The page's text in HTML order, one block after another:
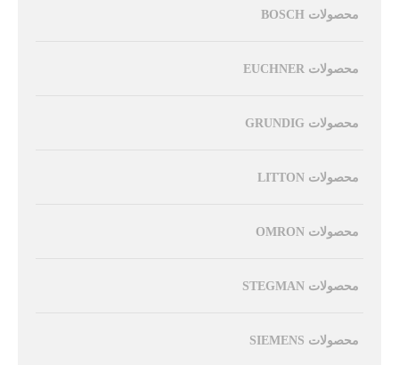
محصولات BOSCH
محصولات EUCHNER
محصولات GRUNDIG
محصولات LITTON
محصولات OMRON
محصولات STEGMAN
محصولات SIEMENS